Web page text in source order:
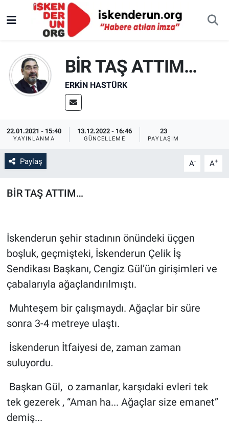
BİR TAŞ ATTIM…
ERKIN HASTÜRK
22.01.2021 - 15:40
YAYINLANMA
13.12.2022 - 16:46
GÜNCELLEME
23
PAYLAŞIM
Paylaş A- A+
BİR TAŞ ATTIM…
İskenderun şehir stadının önündeki üçgen
boşluk, geçmişteki, İskenderun Çelik İş
Sendikası Başkanı, Cengiz Gül’ün girişimleri ve
çabalarıyla ağaçlandırılmıştı.
Muhteşem bir çalışmaydı. Ağaçlar bir süre
sonra 3-4 metreye ulaştı.
İskenderun İtfaiyesi de, zaman zaman
suluyordu.
Başkan Gül, o zamanlar, karşıdaki evleri tek
tek gezerek , “Aman ha... Ağaçlar size emanet”
demiş...